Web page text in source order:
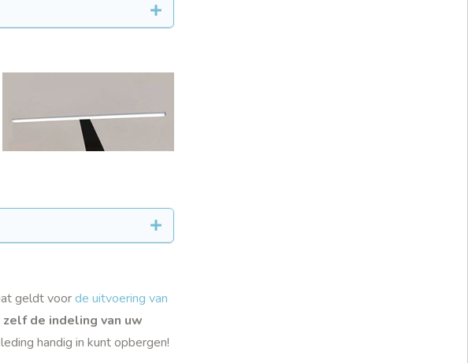
geldt voorde uitvoering van
zelf de indeling van uw
handig in kunt opbergen!